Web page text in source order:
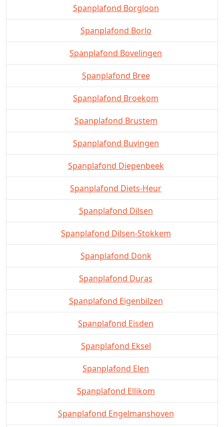
Spanplafond Borgloon
Spanplafond Borlo
Spanplafond Bovelingen
Spanplafond Bree
Spanplafond Broekom
Spanplafond Brustem
Spanplafond Buvingen
Spanplafond Diepenbeek
Spanplafond Diets-Heur
Spanplafond Dilsen
Spanplafond Dilsen-Stokkem
Spanplafond Donk
Spanplafond Duras
Spanplafond Eigenbilzen
Spanplafond Eisden
Spanplafond Eksel
Spanplafond Elen
Spanplafond Ellikom
Spanplafond Engelmanshoven